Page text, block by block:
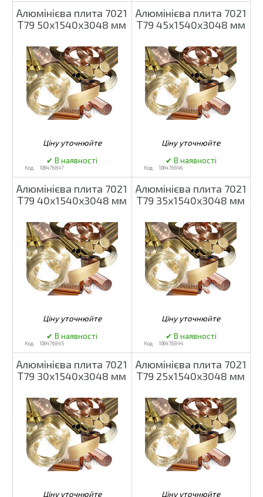
Алюмінієва плита 7021
Т79 50х1540х3048 мм
106476847
Алюмінієва плита 7021
Т79 45х1540х3048 мм
106476846
Алюмінієва плита 7021
Т79 40х1540х3048 мм
106476845
Алюмінієва плита 7021
Т79 35х1540х3048 мм
106476844
Алюмінієва плита 7021
Т79 30х1540х3048 мм
Алюмінієва плита 7021
Т79 25х1540х3048 мм